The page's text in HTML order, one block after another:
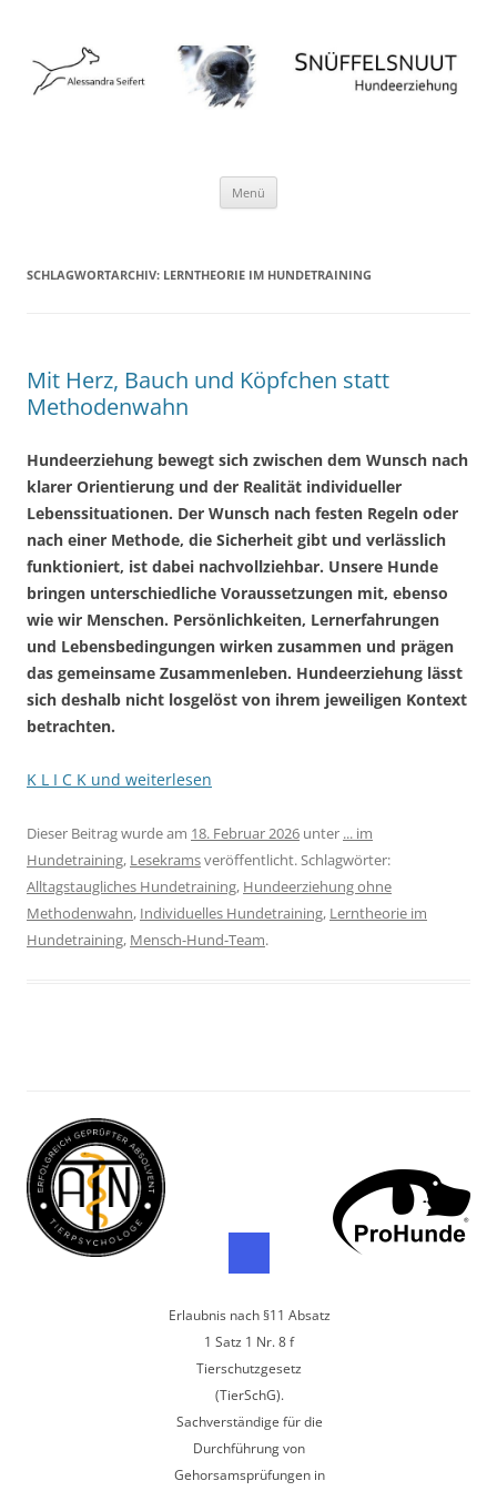
Menü
SCHLAGWORTARCHIV: LERNTHEORIE IM HUNDETRAINING
Mit Herz, Bauch und Köpfchen statt
Methodenwahn
Hundeerziehung bewegt sich zwischen dem Wunsch nach
klarer Orientierung und der Realität individueller
Lebenssituationen. Der Wunsch nach festen Regeln oder
nach einer Methode, die Sicherheit gibt und verlässlich
funktioniert, ist dabei nachvollziehbar. Unsere Hunde
bringen unterschiedliche Voraussetzungen mit, ebenso
wie wir Menschen. Persönlichkeiten, Lernerfahrungen
und Lebensbedingungen wirken zusammen und prägen
das gemeinsame Zusammenleben. Hundeerziehung lässt
sich deshalb nicht losgelöst von ihrem jeweiligen Kontext
betrachten.
K L I C K und weiterlesen
Dieser Beitrag wurde am 18. Februar 2026 unter ... im
Hundetraining, Lesekramsveröffentlicht. Schlagwörter:
Alltagstaugliches Hundetraining, Hundeerziehung ohne
Methodenwahn, Individuelles Hundetraining, Lerntheorie im
Hundetraining, Mensch-Hund-Team.
Erlaubnis nach §11 Absatz
1 Satz 1 Nr. 8 f
Tierschutzgesetz
(TierSchG).
Sachverständige für die
Durchführung von
Gehorsamsprüfungen in